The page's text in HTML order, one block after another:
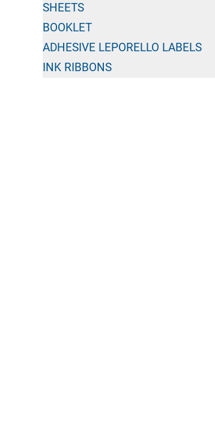
SHEETS
BOOKLET
ADHESIVE LEPORELLO LABELS
INK RIBBONS